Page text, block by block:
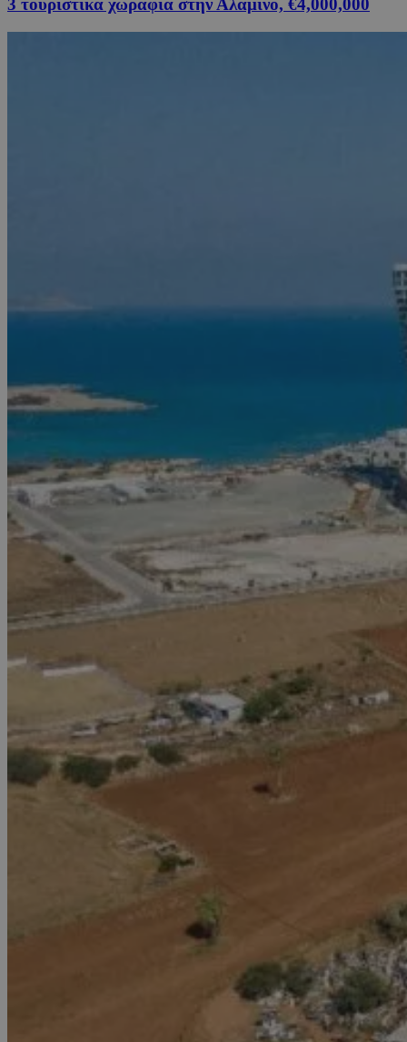
3 τουριστικά χωράφια στην Αλαμινό, €4,000,000